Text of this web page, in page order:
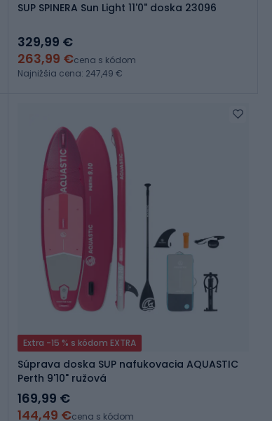
SUP SPINERA Sun Light 11'0" doska 23096
329,99 €
263,99 €cena s kódom
Najnižšia cena: 247,49 €
Extra -15 % s kódom EXTRA
Súprava doska SUP nafukovacia AQUASTIC
Perth 9'10" ružová
169,99 €
144,49 €cena s kódom